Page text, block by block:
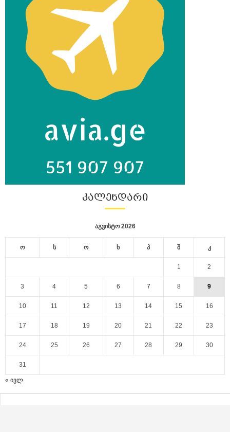
ᲙᲐᲚᲔᲜᲓᲐᲠᲘ
აგვისტო 2026
ო ს ო ხ პ შ კ
1 2
3 4 5 6 7 8 9
10 11 12 13 14 15 16
17 18 19 20 21 22 23
24 25 26 27 28 29 30
31
« ივლ